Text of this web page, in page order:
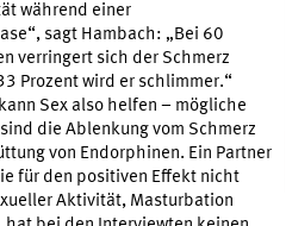
während einer
sagt Hambach: „Bei 60
verringert sich der Schmerz
Prozent wird er schlimmer.“
Sex also helfen – mögliche
die Ablenkung vom Schmerz
von Endorphinen. Ein Partner
für den positiven Effekt nicht
Aktivität, Masturbation